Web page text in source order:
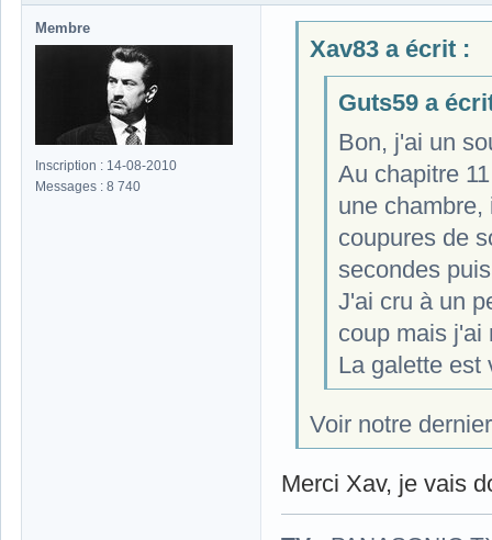
Membre
Inscription : 14-08-2010
Messages : 8 740
Xav83 a écrit :
Guts59 a
Bon, j'ai un
Au chapitre
une
coupures de
secondes
J'ai cru à un
coup mais j'ai
La galette est
Voir notre
Merci Xav, je vais